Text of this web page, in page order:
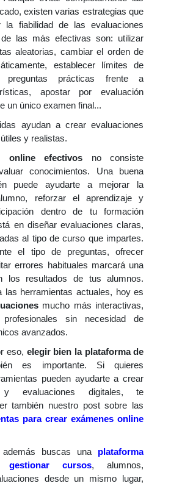
existen varias estrategias que
la fiabilidad de las evaluaciones
de las más efectivas son: utilizar
aleatorias, cambiar el orden de
establecer límites de
preguntas prácticas frente a
apostar por evaluación
un único examen final...
ayudan a crear evaluaciones
y realistas.
online efectivos no consiste
conocimientos. Una buena
puede ayudarte a mejorar la
reforzar el aprendizaje y
dentro de tu formación
en diseñar evaluaciones claras,
al tipo de curso que impartes.
el tipo de preguntas, ofrecer
errores habituales marcará una
los resultados de tus alumnos.
las herramientas actuales, hoy es
mucho más interactivas,
sin necesidad de
avanzados.
eso, elegir bien la plataforma de
es importante. Si quieres
pueden ayudarte a crear
evaluaciones digitales, te
también nuestro post sobre las
para crear exámenes online
buscas una plataforma
gestionar cursos, alumnos,
desde un mismo lugar,